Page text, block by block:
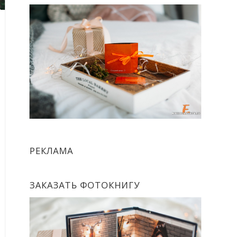
РЕКЛАМА
ЗАКАЗАТЬ ФОТОКНИГУ